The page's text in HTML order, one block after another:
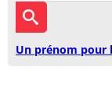
Un prénom pour